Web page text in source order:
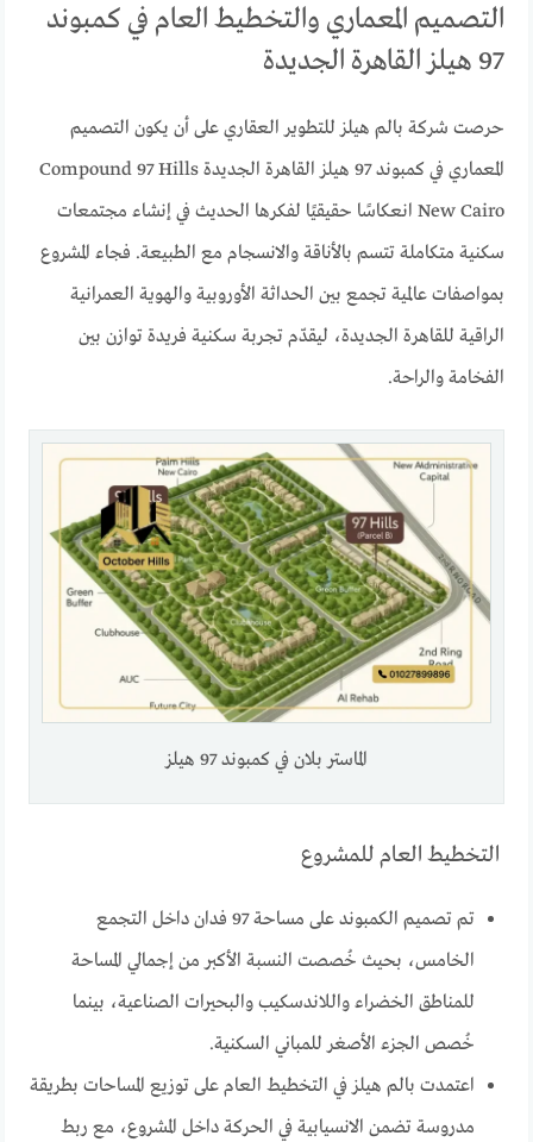
التصميم المعماري والتخطيط العام في كمبوند
97 هيلز القاهرة الجديدة
حرصت شركة بالم هيلز للتطوير العقاري على أن يكون التصميم
المعماري في كمبوند 97 هيلز القاهرة الجديدة Compound 97 Hills
New Cairo انعكاسًا حقيقيًا لفكرها الحديث في إنشاء مجتمعات
سكنية متكاملة تتسم بالأناقة والانسجام مع الطبيعة. فجاء المشروع
بمواصفات عالمية تجمع بين الحداثة الأوروبية والهوية العمرانية
الراقية للقاهرة الجديدة، ليقدّم تجربة سكنية فريدة توازن بين
الفخامة والراحة.
الماستر بلان في كمبوند 97 هيلز
التخطيط العام للمشروع
تم تصميم الكمبوند على مساحة 97 فدان داخل التجمع
الخامس، بحيث خُصصت النسبة الأكبر من إجمالي المساحة
للمناطق الخضراء واللاندسكيب والبحيرات الصناعية، بينما
خُصص الجزء الأصغر للمباني السكنية.
اعتمدت بالم هيلز في التخطيط العام على توزيع المساحات بطريقة
مدروسة تضمن الانسيابية في الحركة داخل المشروع، مع ربط